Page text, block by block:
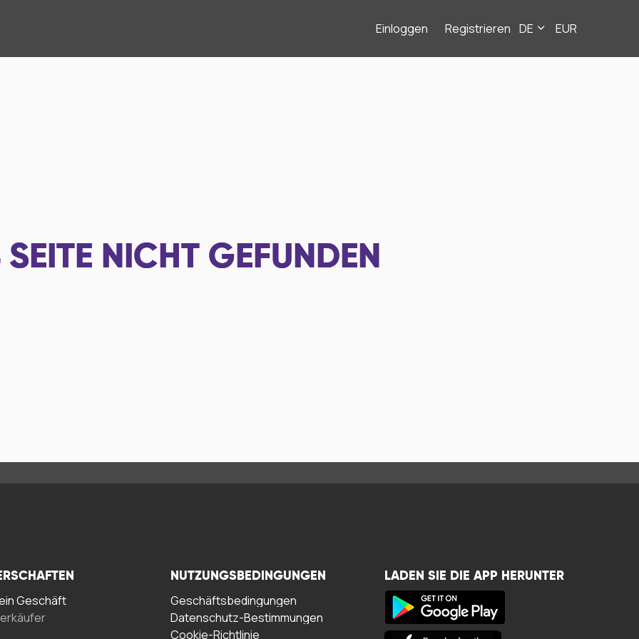
Einloggen Registrieren DE EUR
SEITE NICHT GEFUNDEN
Geschäft
NUTZUNGSBEDINGUNGEN
Geschäftsbedingungen
Datenschutz-Bestimmungen
Cookie-Richtlinie
LADEN SIE DIE APP HERUNTER